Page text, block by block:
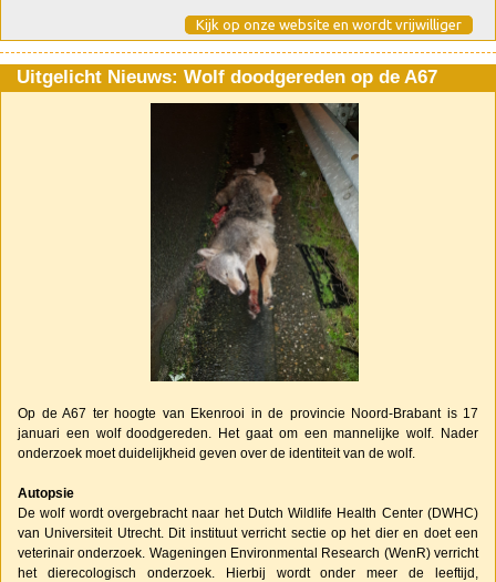
Kijk op onze website en wordt vrijwilliger
Uitgelicht Nieuws: Wolf doodgereden op de A67
Op de A67 ter hoogte van Ekenrooi in de provincie Noord-Brabant is 17
januari een wolf doodgereden. Het gaat om een mannelijke wolf. Nader
onderzoek moet duidelijkheid geven over de identiteit van de wolf.
Autopsie
De wolf wordt overgebracht naar het Dutch Wildlife Health Center (DWHC)
van Universiteit Utrecht. Dit instituut verricht sectie op het dier en doet een
veterinair onderzoek. Wageningen Environmental Research (WenR) verricht
het dierecologisch onderzoek. Hierbij wordt onder meer de leeftijd,